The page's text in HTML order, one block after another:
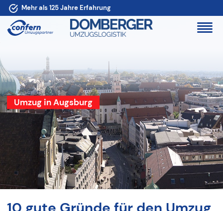
Mehr als 125 Jahre Erfahrung
Umzug in Augsburg